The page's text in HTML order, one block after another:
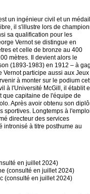
un ingénieur civil et un
il s'illustre lors de
sa qualification pour les
Vernot se distingue en
et celle de bronze au 400
mètres. Il devient alors le
(1893-1983) en 1912 – à
participe aussi aux Jeux
à monter sur le podium
à l'Université McGill, il établit
que capitaine de l'équipe de
Après avoir obtenu son
sportives. Longtemps à
directeur des services
intronisé à titre posthume au
en juillet 2024)
(consulté en juillet 2024)
(consulté en juillet 2024)